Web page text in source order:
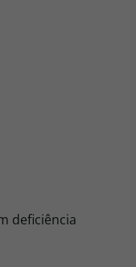
deficiência